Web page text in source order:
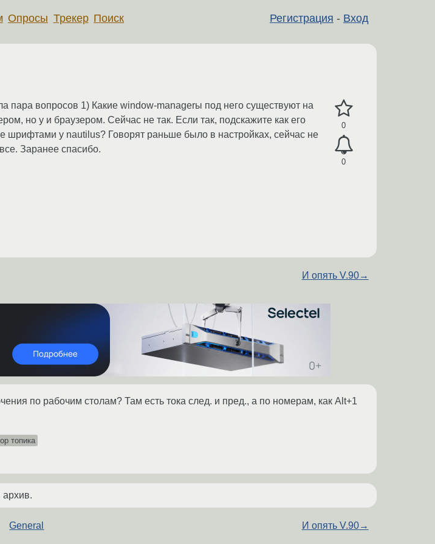
Регистрация - Вход
Опросы Трекер Поиск
0
0
пара вопросов 1) Какие window-managerы под него существуют на
но у и браузером. Сейчас не так. Если так, подскажите как его
шрифтами у nautilus? Говорят раньше было в настройках, сейчас не
Заранее спасибо.
И опять V.90→
по рабочим столам? Там есть тока след. и пред., а по номерам, как Alt+1
топика
General И опять V.90→